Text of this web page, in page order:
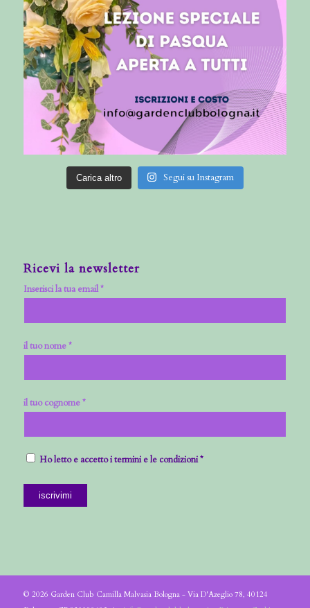
Carica altro Segui su Instagram
Ricevi la newsletter
Inserisci la tua email *
il tuo nome *
il tuo cognome *
Ho letto e accetto i termini e le condizioni *
© 2026 Garden Club Camilla Malvasia Bologna - Via D'Azeglio 78, 40124